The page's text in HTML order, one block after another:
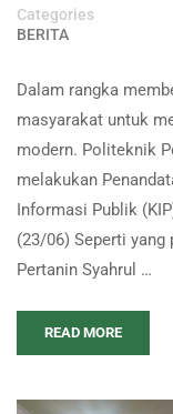
Categories
BERITA
Dalam rangka
masyarakat untuk
modern. Politeknik
melakukan
Informasi Publik
(23/06) Seperti
Pertanin Syahrul …
READ MORE